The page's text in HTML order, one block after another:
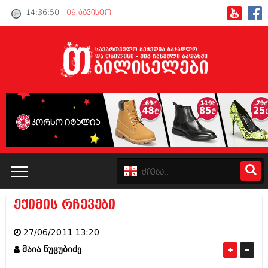
14:36:50 - 09 აგვისტო
კატალოგი
ექიმის რჩევები
27/06/2011 13:20
მაია ნუცუბიძე